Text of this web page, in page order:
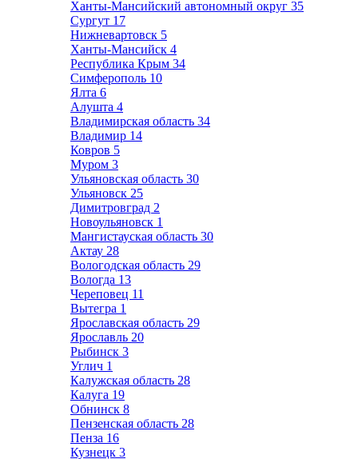
Ханты-Мансийский автономный округ 35
Сургут 17
Нижневартовск 5
Ханты-Мансийск 4
Республика Крым 34
Симферополь 10
Ялта 6
Алушта 4
Владимирская область 34
Владимир 14
Ковров 5
Муром 3
Ульяновская область 30
Ульяновск 25
Димитровград 2
Новоульяновск 1
Мангистауская область 30
Актау 28
Вологодская область 29
Вологда 13
Череповец 11
Вытегра 1
Ярославская область 29
Ярославль 20
Рыбинск 3
Углич 1
Калужская область 28
Калуга 19
Обнинск 8
Пензенская область 28
Пенза 16
Кузнецк 3